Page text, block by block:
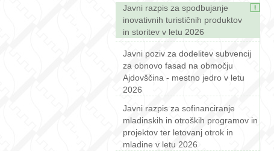
Javni razpis za spodbujanje
inovativnih turističnih produktov
in storitev v letu 2026
Javni poziv za dodelitev subvencij
za obnovo fasad na območju
Ajdovščina - mestno jedro v letu
2026
Javni razpis za sofinanciranje
mladinskih in otroških programov in
projektov ter letovanj otrok in
mladine v letu 2026